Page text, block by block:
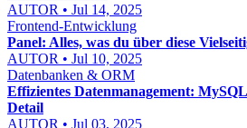
AUTOR • Jul 14, 2025
Frontend-Entwicklung
Panel: Alles, was du über diese
AUTOR • Jul 10, 2025
Datenbanken & ORM
Effizientes Datenmanagement:
Detail
AUTOR • Jul 03, 2025